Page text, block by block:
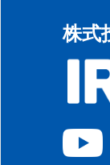
株式